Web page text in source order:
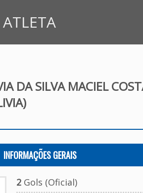
DA SILVA MACIEL
INFORMAÇÕES GERAIS
2Gols (Oficial)